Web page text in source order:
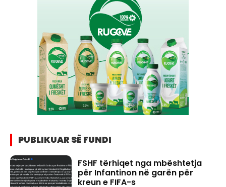
PUBLIKUAR SË FUNDI
FSHF tërhiqet nga mbështetja
për Infantinon në garën për
kreun e FIFA-s